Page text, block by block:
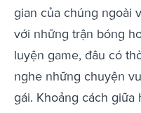
gian của chúng ngoài
với những trận bóng
luyện game, đâu có
nghe những chuyện
gái. Khoảng cách giữa